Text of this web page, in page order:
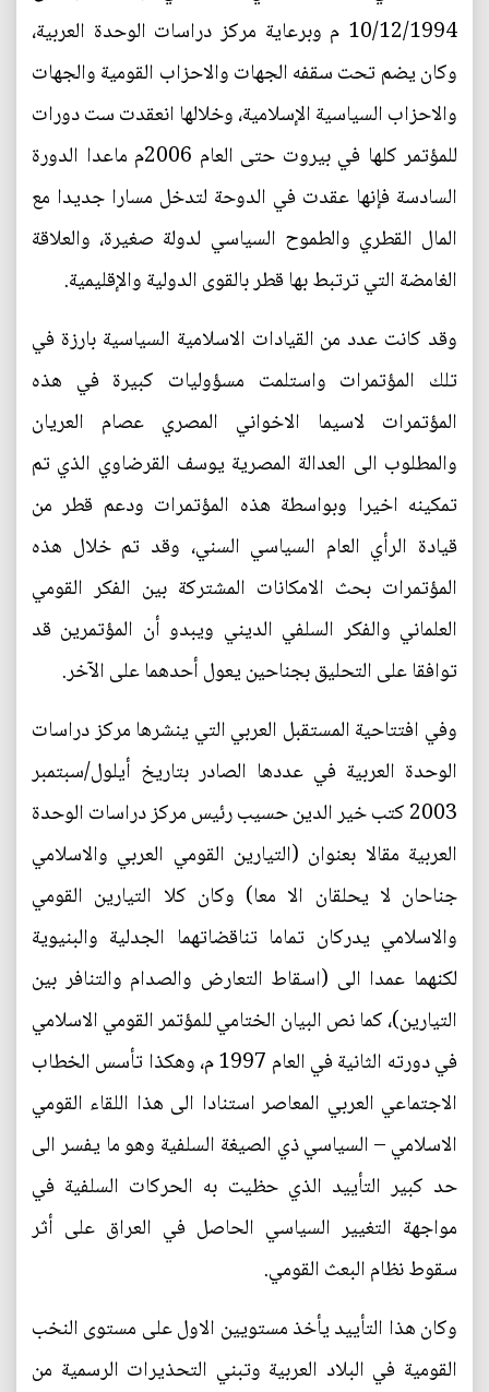
10/12/1994 م وبرعاية مركز دراسات الوحدة العربية،
وكان يضم تحت سقفه الجهات والاحزاب القومية والجهات
والاحزاب السياسية الإسلامية، وخلالها انعقدت ست دورات
للمؤتمر كلها في بيروت حتى العام 2006م ماعدا الدورة
السادسة فإنها عقدت في الدوحة لتدخل مسارا جديدا مع
المال القطري والطموح السياسي لدولة صغيرة، والعلاقة
الغامضة التي ترتبط بها قطر بالقوى الدولية والإقليمية.
وقد كانت عدد من القيادات الاسلامية السياسية بارزة في
تلك المؤتمرات واستلمت مسؤوليات كبيرة في هذه
المؤتمرات لاسيما الاخواني المصري عصام العريان
والمطلوب الى العدالة المصرية يوسف القرضاوي الذي تم
تمكينه اخيرا وبواسطة هذه المؤتمرات ودعم قطر من
قيادة الرأي العام السياسي السني، وقد تم خلال هذه
المؤتمرات بحث الامكانات المشتركة بين الفكر القومي
العلماني والفكر السلفي الديني ويبدو أن المؤتمرين قد
توافقا على التحليق بجناحين يعول أحدهما على الآخر.
وفي افتتاحية المستقبل العربي التي ينشرها مركز دراسات
الوحدة العربية في عددها الصادر بتاريخ أيلول/سبتمبر
2003 كتب خير الدين حسيب رئيس مركز دراسات الوحدة
العربية مقالا بعنوان (التيارين القومي العربي والاسلامي
جناحان لا يحلقان الا معا) وكان كلا التيارين القومي
والاسلامي يدركان تماما تناقضاتهما الجدلية والبنيوية
لكنهما عمدا الى (اسقاط التعارض والصدام والتنافر بين
التيارين)، كما نص البيان الختامي للمؤتمر القومي الاسلامي
في دورته الثانية في العام 1997 م، وهكذا تأسس الخطاب
الاجتماعي العربي المعاصر استنادا الى هذا اللقاء القومي
الاسلامي – السياسي ذي الصيغة السلفية وهو ما يفسر الى
حد كبير التأييد الذي حظيت به الحركات السلفية في
مواجهة التغيير السياسي الحاصل في العراق على أثر
سقوط نظام البعث القومي.
وكان هذا التأييد يأخذ مستويين الاول على مستوى النخب
القومية في البلاد العربية وتبني التحذيرات الرسمية من